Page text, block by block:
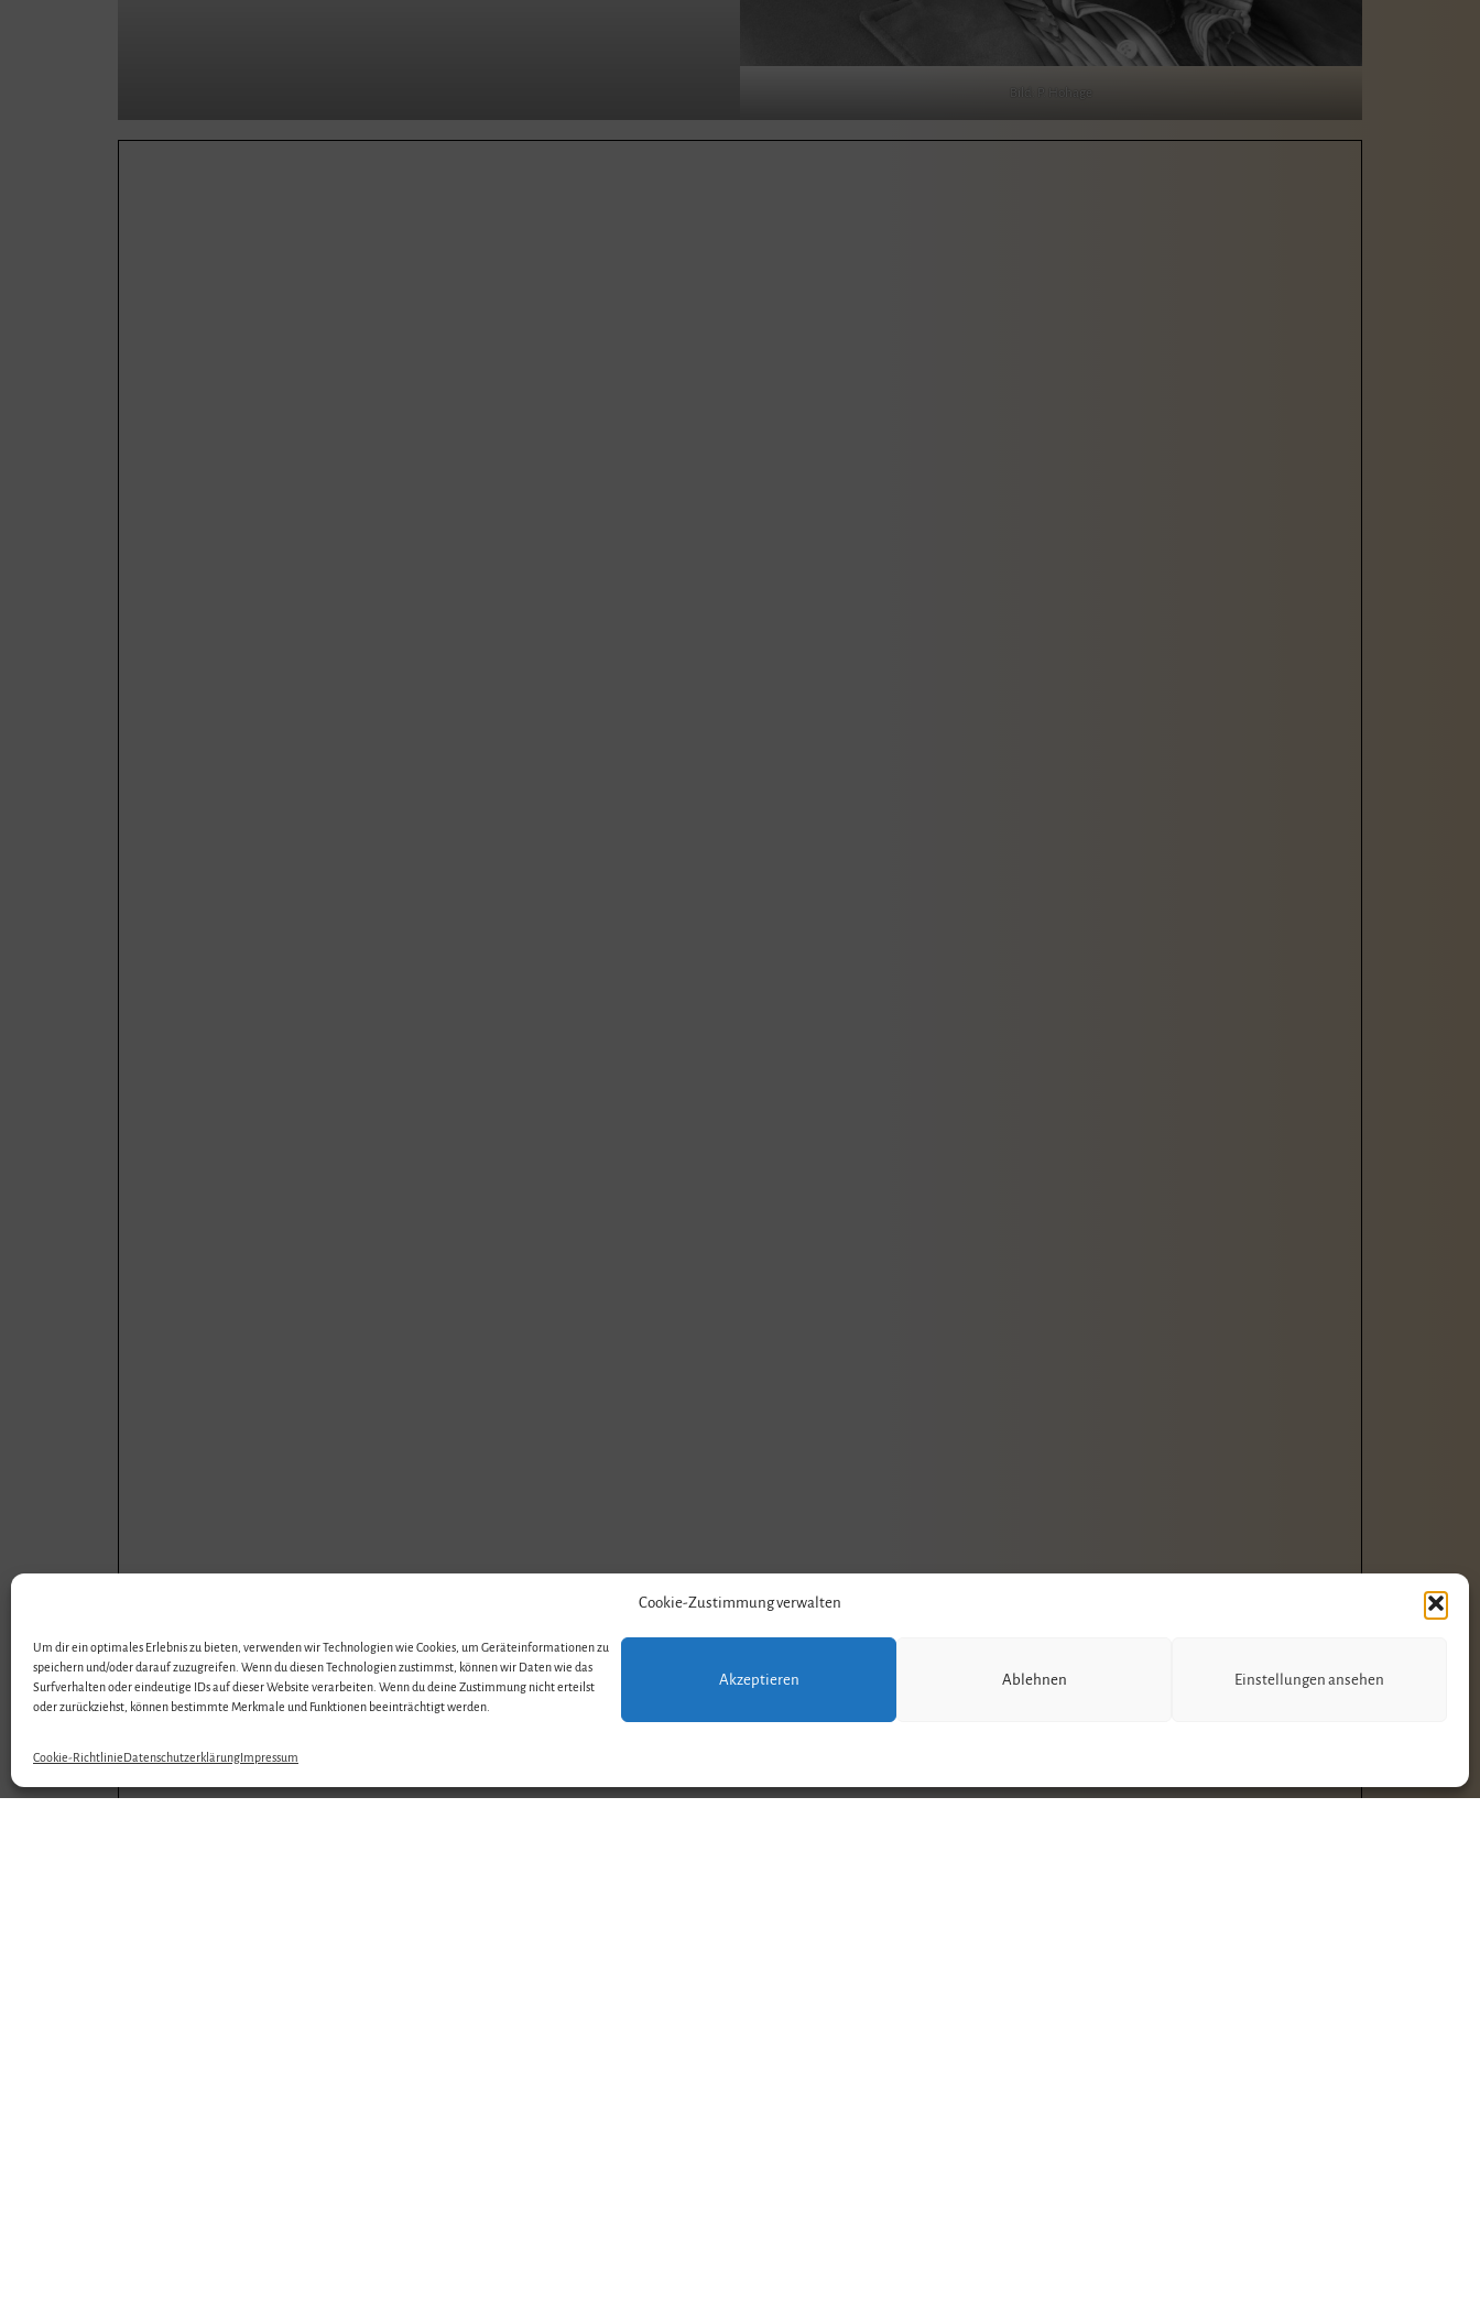
Cookie-Zustimmung verwalten
Um dir ein optimales Erlebnis zu bieten, verwenden wir Technologien wie Cookies, um Geräteinformationen zu
speichern und/oder darauf zuzugreifen. Wenn du diesen Technologien zustimmst, können wir Daten wie das
Surfverhalten oder eindeutige IDs auf dieser Website verarbeiten. Wenn du deine Zustimmung nicht erteilst
oder zurückziehst, können bestimmte Merkmale und Funktionen beeinträchtigt werden.
Akzeptieren Ablehnen Einstellungen ansehen
Cookie-RichtlinieDatenschutzerklärungImpressum
Bild: P. Hohage